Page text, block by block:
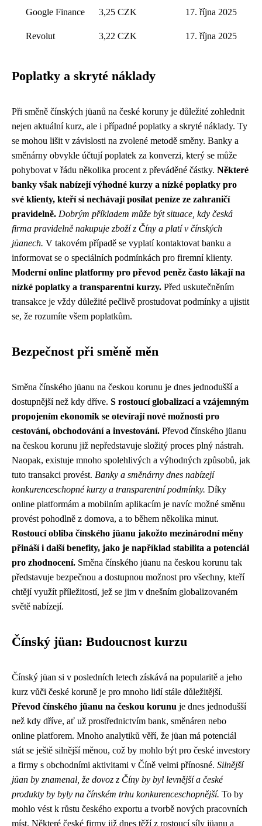
Google Finance 3,25 CZK 17. října 2025
Revolut 3,22 CZK 17. října 2025
Poplatky a skryté náklady
Při směně čínských jüanů na české koruny je důležité zohlednit
nejen aktuální kurz, ale i případné poplatky a skryté náklady. Ty
se mohou lišit v závislosti na zvolené metodě směny. Banky a
směnárny obvykle účtují poplatek za konverzi, který se může
pohybovat v řádu několika procent z převáděné částky. Některé
banky však nabízejí výhodné kurzy a nízké poplatky pro
své klienty, kteří si nechávají posílat peníze ze zahraničí
pravidelně. Dobrým příkladem může být situace, kdy česká
firma pravidelně nakupuje zboží z Číny a platí v čínských
jüanech. V takovém případě se vyplatí kontaktovat banku a
informovat se o speciálních podmínkách pro firemní klienty.
Moderní online platformy pro převod peněz často lákají na
nízké poplatky a transparentní kurzy. Před uskutečněním
transakce je vždy důležité pečlivě prostudovat podmínky a ujistit
se, že rozumíte všem poplatkům.
Bezpečnost při směně měn
Směna čínského jüanu na českou korunu je dnes jednodušší a
dostupnější než kdy dříve. S rostoucí globalizací a vzájemným
propojením ekonomik se otevírají nové možnosti pro
cestování, obchodování a investování. Převod čínského jüanu
na českou korunu již nepředstavuje složitý proces plný nástrah.
Naopak, existuje mnoho spolehlivých a výhodných způsobů, jak
tuto transakci provést. Banky a směnárny dnes nabízejí
konkurenceschopné kurzy a transparentní podmínky. Díky
online platformám a mobilním aplikacím je navíc možné směnu
provést pohodlně z domova, a to během několika minut.
Rostoucí obliba čínského jüanu jakožto mezinárodní měny
přináší i další benefity, jako je například stabilita a potenciál
pro zhodnocení. Směna čínského jüanu na českou korunu tak
představuje bezpečnou a dostupnou možnost pro všechny, kteří
chtějí využít příležitostí, jež se jim v dnešním globalizovaném
světě nabízejí.
Čínský jüan: Budoucnost kurzu
Čínský jüan si v posledních letech získává na popularitě a jeho
kurz vůči české koruně je pro mnoho lidí stále důležitější.
Převod čínského jüanu na českou korunu je dnes jednodušší
než kdy dříve, ať už prostřednictvím bank, směnáren nebo
online platforem. Mnoho analytiků věří, že jüan má potenciál
stát se ještě silnější měnou, což by mohlo být pro české investory
a firmy s obchodními aktivitami v Číně velmi přínosné. Silnější
jüan by znamenal, že dovoz z Číny by byl levnější a české
produkty by byly na čínském trhu konkurenceschopnější. To by
mohlo vést k růstu českého exportu a tvorbě nových pracovních
míst. Některé české firmy již dnes těží z rostoucí síly jüanu a